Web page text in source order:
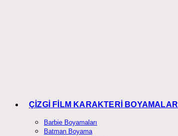
ÇİZGİ FİLM KARAKTERİ BOYAMALARI
Barbie Boyamaları
Batman Boyama